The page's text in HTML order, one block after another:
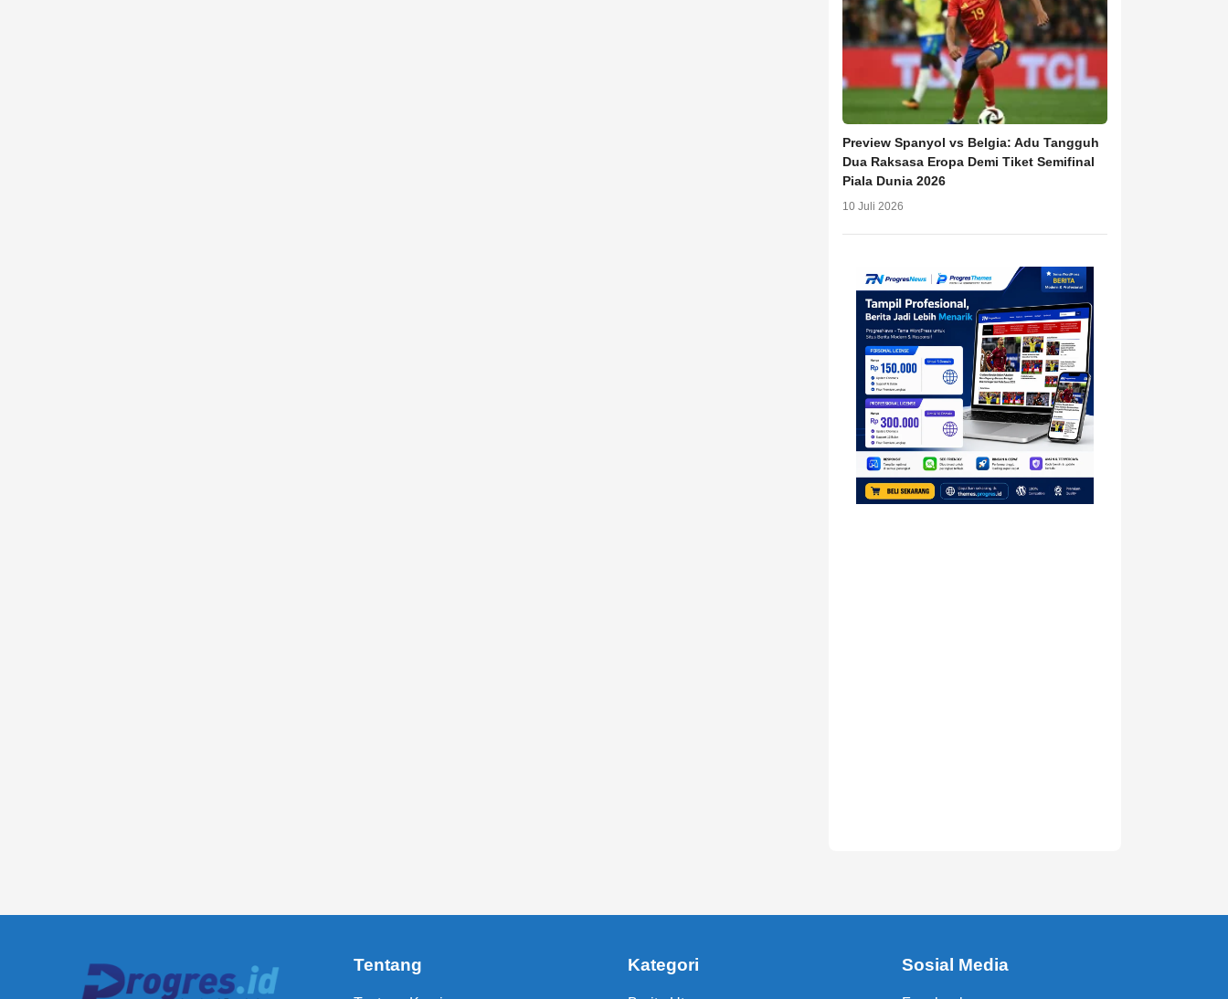
Preview Spanyol vs Belgia: Adu Tangguh
Dua Raksasa Eropa Demi Tiket Semifinal
Piala Dunia 2026
10 Juli 2026
Tentang Kategori Sosial Media